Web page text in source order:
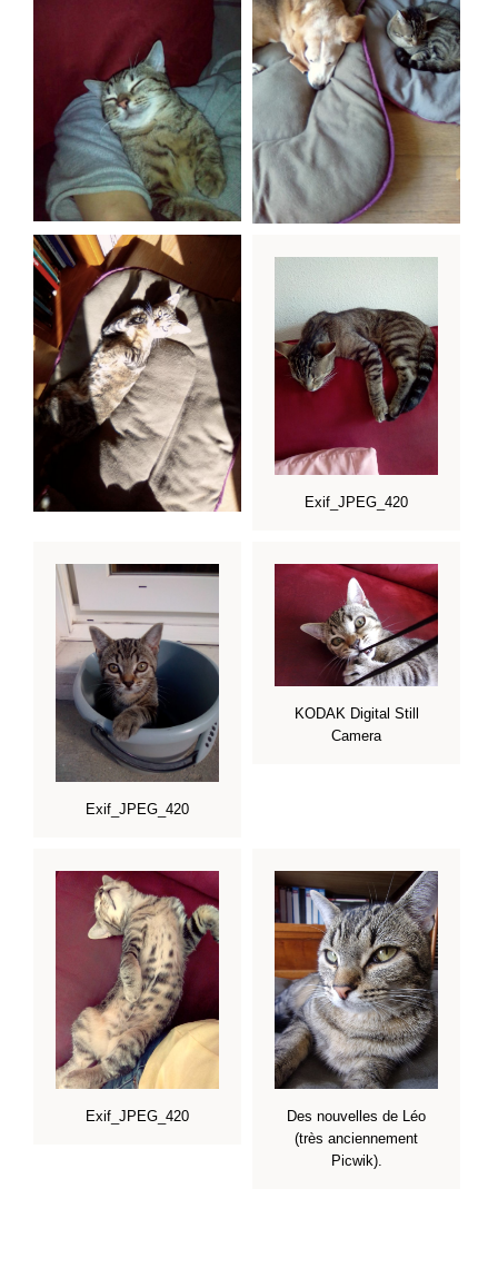
Exif_JPEG_420
Exif_JPEG_420
KODAK Digital Still
Camera
Exif_JPEG_420
Des nouvelles de Léo
(très anciennement
Picwik).